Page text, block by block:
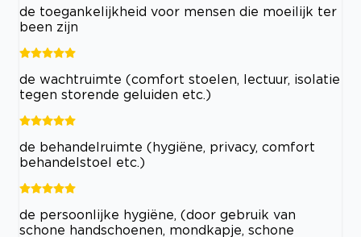
de toegankelijkheid voor mensen die moeilijk ter
been zijn
de wachtruimte (comfort stoelen, lectuur, isolatie
tegen storende geluiden etc.)
de behandelruimte (hygiëne, privacy, comfort
behandelstoel etc.)
de persoonlijke hygiëne, (door gebruik van
schone handschoenen, mondkapje, schone